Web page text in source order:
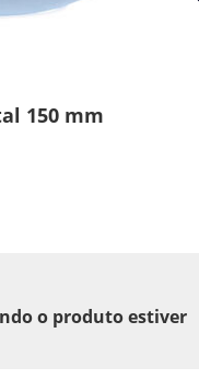
150 mm
o produto estiver